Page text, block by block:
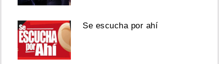
Se escucha por ahí